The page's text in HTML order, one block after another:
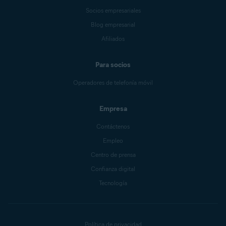
Socios empresariales
Blog empresarial
Afiliados
Para socios
Operadores de telefonía móvil
Empresa
Contáctenos
Empleo
Centro de prensa
Confianza digital
Tecnología
Política de privacidad